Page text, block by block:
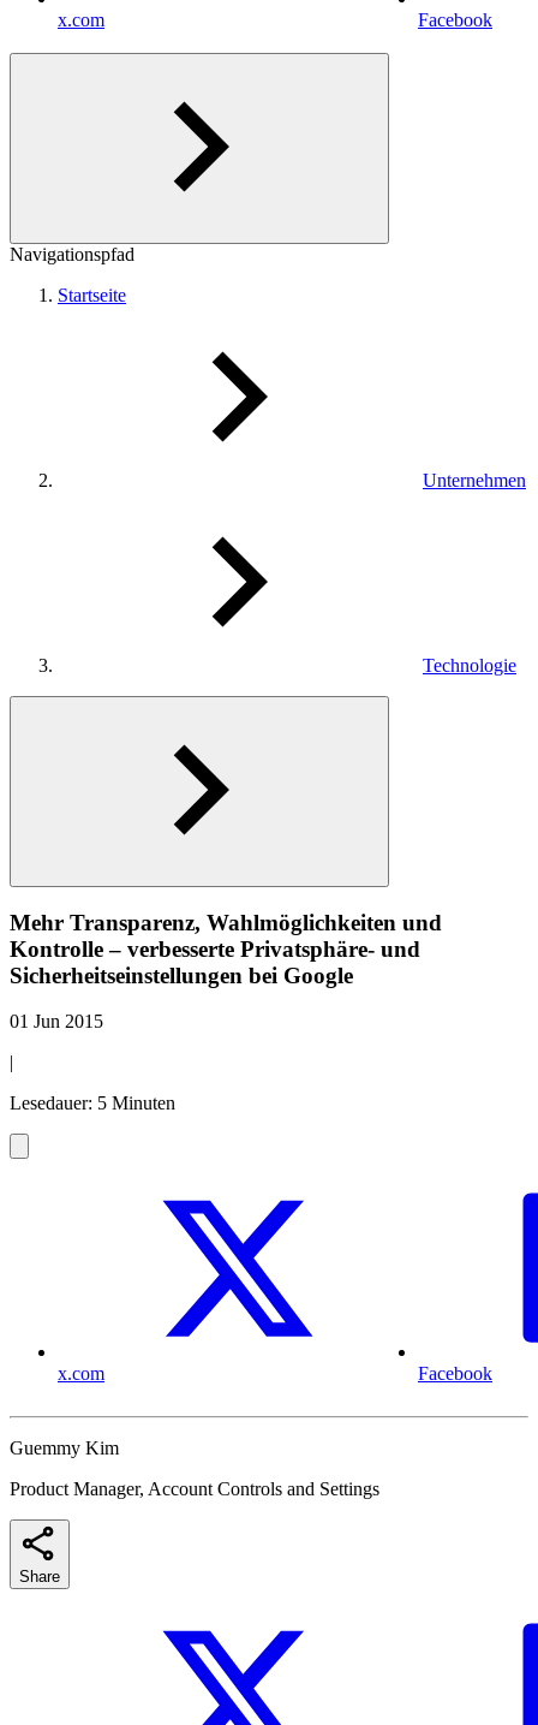
x.com Facebook
Navigationspfad
Startseite
Unternehmen
Technologie
Mehr Transparenz, Wahlmöglichkeiten und
Kontrolle – verbesserte Privatsphäre- und
Sicherheitseinstellungen bei Google
01 Jun 2015
|
Lesedauer: 5 Minuten
x.com Facebook
Guemmy Kim
Product Manager, Account Controls and Settings
Share